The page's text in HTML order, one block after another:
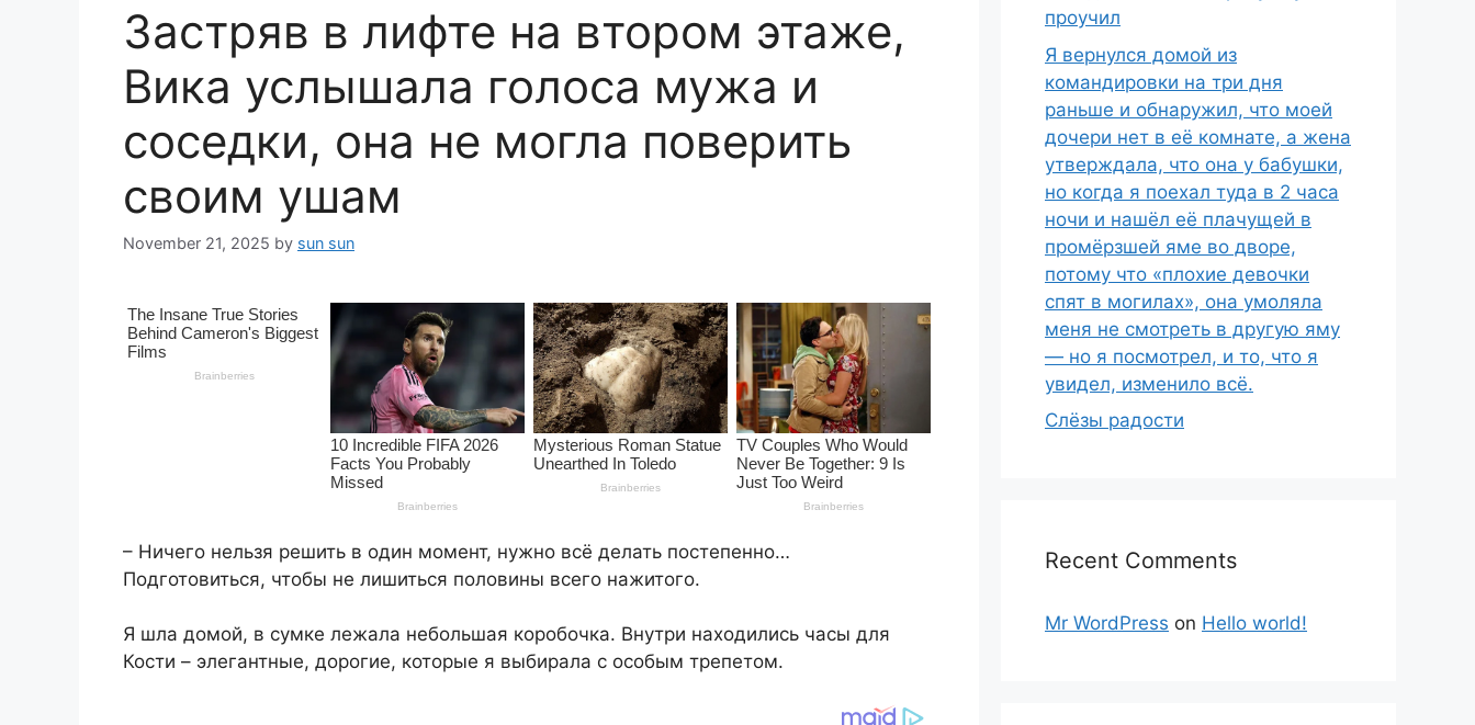
Застряв в лифте на втором этаже,
Вика услышала голоса мужа и
соседки, она не могла поверить
своим ушам
November 21, 2025 by sun sun
– Ничего нельзя решить в один момент, нужно всё делать постепенно…
Подготовиться, чтобы не лишиться половины всего нажитого.
Я шла домой, в сумке лежала небольшая коробочка. Внутри находились часы для
Кости – элегантные, дорогие, которые я выбирала с особым трепетом.
проучил
Я вернулся домой из
командировки на три дня
раньше и обнаружил, что моей
дочери нет в её комнате, а жена
утверждала, что она у бабушки,
но когда я поехал туда в 2 часа
ночи и нашёл её плачущей в
промёрзшей яме во дворе,
потому что «плохие девочки
спят в могилах», она умоляла
меня не смотреть в другую яму
— но я посмотрел, и то, что я
увидел, изменило всё.
Слёзы радости
Recent Comments
Mr WordPress on Hello world!